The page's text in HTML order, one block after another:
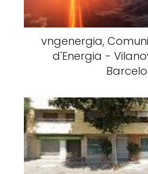
vngenergia,
d'Energia -